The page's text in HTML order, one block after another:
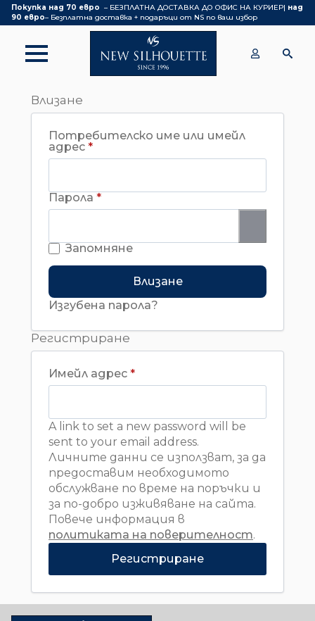
Покупка над 70 евро – БЕЗПЛАТНА ДОСТАВКА ДО ОФИС НА КУРИЕР| над
90 евро– Безплатна доставка + подаръци от NS по ваш избор
Влизане
Потребителско име или имейл
адрес *Задължително
Парола *Задължително
Запомняне
Влизане
Изгубена парола?
Регистриране
Имейл адрес *Задължително
A link to set a new password will be
sent to your email address.
Личните данни се използват, за да
предоставим необходимото
обслужване по време на поръчки и
за по-добро изживяване на сайта.
Повече информация в
политиката на поверителност.
Регистриране